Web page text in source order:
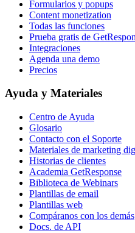
Formularios y popups
Content monetization
Todas las funciones
Prueba gratis de
Integraciones
Agenda una demo
Precios
Ayuda y Materiales
Centro de Ayuda
Glosario
Contacto con el Soporte
Materiales de marketing
Historias de clientes
Academia GetResponse
Biblioteca de Webinars
Plantillas de email
Plantillas web
Compáranos con los demás
Docs. de API